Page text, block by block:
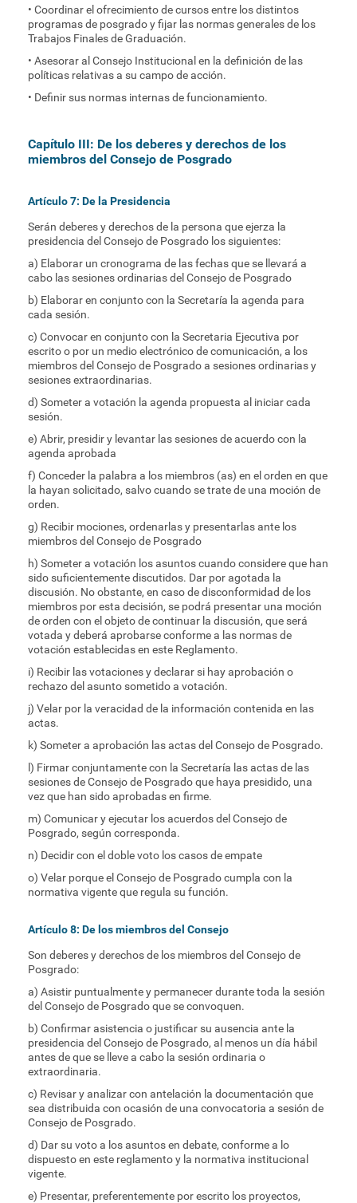
• Coordinar el ofrecimiento de cursos entre los distintos
programas de posgrado y fijar las normas generales de los
Trabajos Finales de Graduación.
• Asesorar al Consejo Institucional en la definición de las
políticas relativas a su campo de acción.
• Definir sus normas internas de funcionamiento.
Capítulo III: De los deberes y derechos de los
miembros del Consejo de Posgrado
Artículo 7: De la Presidencia
Serán deberes y derechos de la persona que ejerza la
presidencia del Consejo de Posgrado los siguientes:
a) Elaborar un cronograma de las fechas que se llevará a
cabo las sesiones ordinarias del Consejo de Posgrado
b) Elaborar en conjunto con la Secretaría la agenda para
cada sesión.
c) Convocar en conjunto con la Secretaria Ejecutiva por
escrito o por un medio electrónico de comunicación, a los
miembros del Consejo de Posgrado a sesiones ordinarias y
sesiones extraordinarias.
d) Someter a votación la agenda propuesta al iniciar cada
sesión.
e) Abrir, presidir y levantar las sesiones de acuerdo con la
agenda aprobada
f) Conceder la palabra a los miembros (as) en el orden en que
la hayan solicitado, salvo cuando se trate de una moción de
orden.
g) Recibir mociones, ordenarlas y presentarlas ante los
miembros del Consejo de Posgrado
h) Someter a votación los asuntos cuando considere que han
sido suficientemente discutidos. Dar por agotada la
discusión. No obstante, en caso de disconformidad de los
miembros por esta decisión, se podrá presentar una moción
de orden con el objeto de continuar la discusión, que será
votada y deberá aprobarse conforme a las normas de
votación establecidas en este Reglamento.
i) Recibir las votaciones y declarar si hay aprobación o
rechazo del asunto sometido a votación.
j) Velar por la veracidad de la información contenida en las
actas.
k) Someter a aprobación las actas del Consejo de Posgrado.
l) Firmar conjuntamente con la Secretaría las actas de las
sesiones de Consejo de Posgrado que haya presidido, una
vez que han sido aprobadas en firme.
m) Comunicar y ejecutar los acuerdos del Consejo de
Posgrado, según corresponda.
n) Decidir con el doble voto los casos de empate
o) Velar porque el Consejo de Posgrado cumpla con la
normativa vigente que regula su función.
Artículo 8: De los miembros del Consejo
Son deberes y derechos de los miembros del Consejo de
Posgrado:
a) Asistir puntualmente y permanecer durante toda la sesión
del Consejo de Posgrado que se convoquen.
b) Confirmar asistencia o justificar su ausencia ante la
presidencia del Consejo de Posgrado, al menos un día hábil
antes de que se lleve a cabo la sesión ordinaria o
extraordinaria.
c) Revisar y analizar con antelación la documentación que
sea distribuida con ocasión de una convocatoria a sesión de
Consejo de Posgrado.
d) Dar su voto a los asuntos en debate, conforme a lo
dispuesto en este reglamento y la normativa institucional
vigente.
e) Presentar, preferentemente por escrito los proyectos,